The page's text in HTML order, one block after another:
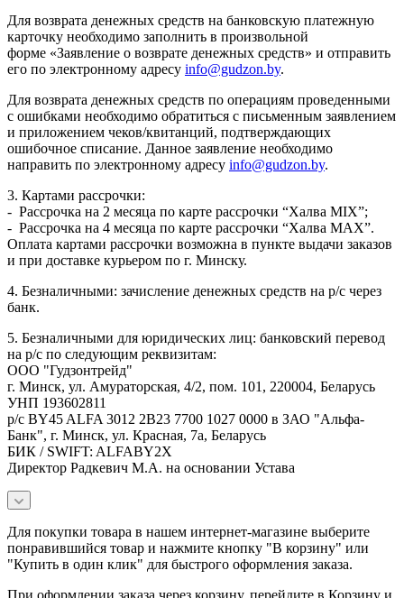
Для возврата денежных средств на банковскую платежную
карточку необходимо заполнить в произвольной
форме «Заявление о возврате денежных средств» и отправить
его по электронному адресу info@gudzon.by.
Для возврата денежных средств по операциям проведенными
с ошибками необходимо обратиться с письменным заявлением
и приложением чеков/квитанций, подтверждающих
ошибочное списание. Данное заявление необходимо
направить по электронному адресу info@gudzon.by.
3. Картами рассрочки:
- Рассрочка на 2 месяца по карте рассрочки “Халва MIX”;
- Рассрочка на 4 месяца по карте рассрочки “Халва MAX”.
Оплата картами рассрочки возможна в пункте выдачи заказов
и при доставке курьером по г. Минску.
4. Безналичными: зачисление денежных средств на р/с через
банк.
5. Безналичными для юридических лиц: банковский перевод
на р/с по следующим реквизитам:
ООО "Гудзонтрейд"
г. Минск, ул. Амураторская, 4/2, пом. 101, 220004, Беларусь
УНП 193602811
р/с BY45 ALFA 3012 2B23 7700 1027 0000 в ЗАО "Альфа-
Банк", г. Минск, ул. Красная, 7а, Беларусь
БИК / SWIFT: ALFABY2X
Директор Радкевич М.А. на основании Устава
Для покупки товара в нашем интернет-магазине выберите
понравившийся товар и нажмите кнопку "В корзину" или
"Купить в один клик" для быстрого оформления заказа.
При оформлении заказа через корзину, перейдите в Корзину и